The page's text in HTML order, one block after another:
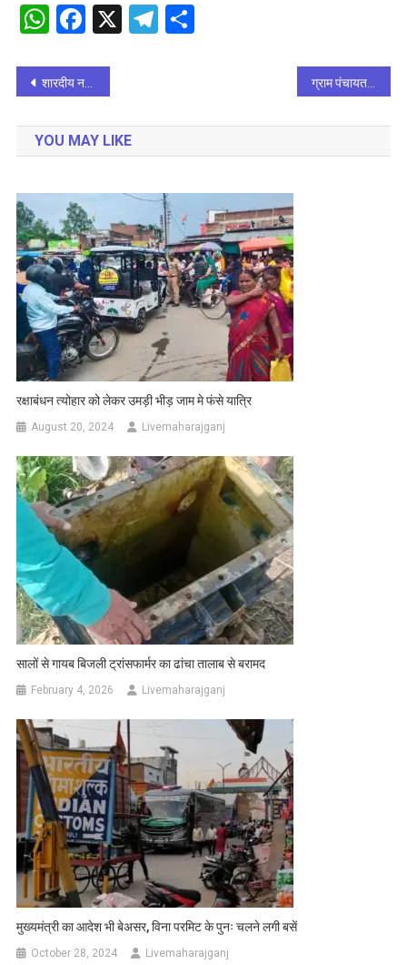
WhatsApp
Facebook
X Telegram
Share
Post
navigation
शारदीय नवरात्र पर परतावल में धूमधाम से हुआ कन्या पूजन
YOU MAY LIKE
रक्षाबंधन त्योहार को लेकर उमड़ी भीड़ जाम मे फंसे यात्रि
August 20, 2024 Livemaharajganj
सालों से गायब बिजली ट्रांसफार्मर का ढांचा तालाब से बरामद
February 4, 2026 Livemaharajganj
मुख्यमंत्री का आदेश भी बेअसर, विना परमिट के पुनः चलने लगी बसें
October 28, 2024 Livemaharajganj